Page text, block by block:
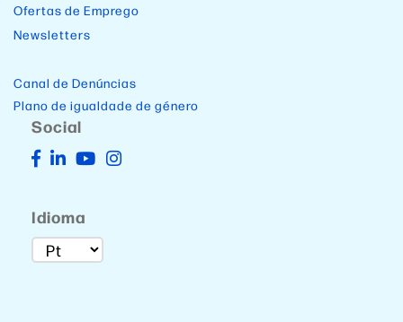
Ofertas de Emprego
Newsletters
Canal de Denúncias
Plano de igualdade de género
Social
Idioma